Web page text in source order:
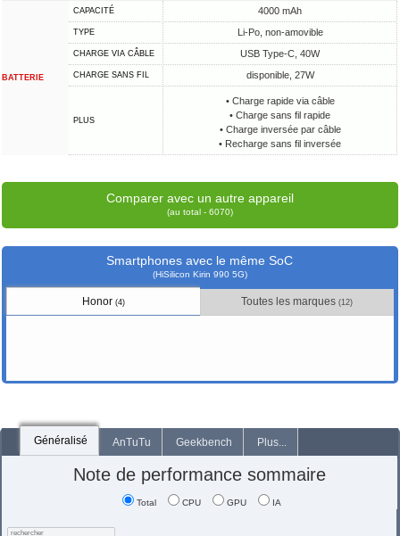
BATTERIE
CAPACITÉ 4000 mAh
TYPE Li-Po, non-amovible
CHARGE VIA CÂBLE USB Type-C, 40W
CHARGE SANS FIL disponible, 27W
PLUS
• Charge rapide via câble
• Charge sans fil rapide
• Charge inversée par câble
• Recharge sans fil inversée
Comparer avec un autre appareil
(au total - 6070)
Smartphones avec le même SoC
(HiSilicon Kirin 990 5G)
Honor (4) Toutes les marques(12)
Généralisé AnTuTu Geekbench Plus...
Note de performance sommaire
Total CPU GPU IA